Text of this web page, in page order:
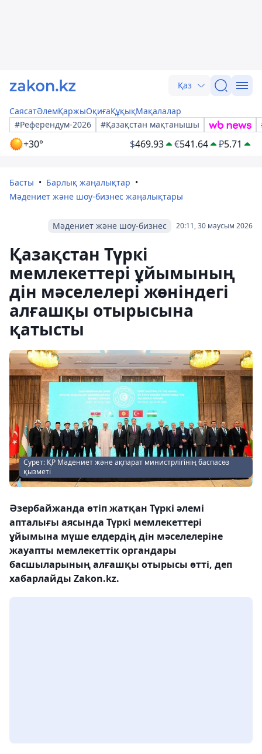
Қаз
СаясатӘлемҚаржыОқиғаҚұқықМақалалар
#Референдум-2026
#Қазақстан мақтанышы
+30° $469.93 €541.64 ₽5.71
Басты
Барлық жаңалықтар
Мәдениет және шоу-бизнес жаңалықтары
20:11, 30 маусым 2026
Мәдениет және шоу-бизнес
Қазақстан Түркі
мемлекеттері ұйымының
дін мәселелері жөніндегі
алғашқы отырысына
қатысты
Сурет: ҚР Мәдениет және ақпарат министрлігінің баспасөз
қызметі
Әзербайжанда өтіп жатқан Түркі әлемі
апталығы аясында Түркі мемлекеттері
ұйымына мүше елдердің дін мәселелеріне
жауапты мемлекеттік органдары
басшыларының алғашқы отырысы өтті, деп
хабарлайды Zakon.kz.